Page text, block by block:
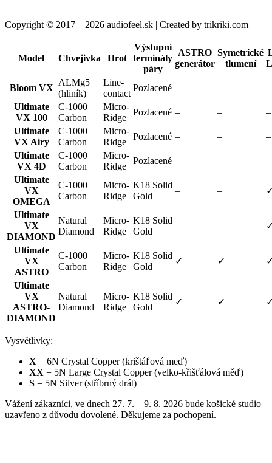
Copyright © 2017 – 2026 audiofeel.sk | Created by trikriki.com
Model Chvejivka Hrot
Výstupní
terminály
páry
ASTRO
generátor
Symetrické
tlumení
Bloom VX
ALMg5
(hliník)
Line-
contact
Pozlacené – –
–
Ultimate
VX 100
C-1000
Carbon
Micro-
Ridge
Pozlacené – –
–
Ultimate
VX Airy
C-1000
Carbon
Micro-
Ridge
Pozlacené – –
–
Ultimate
VX 4D
C-1000
Carbon
Micro-
Ridge
Pozlacené – –
–
Ultimate
VX
OMEGA
C-1000
Carbon
Micro-
Ridge
K18 Solid
Gold
– –
Ultimate
VX
DIAMOND
Natural
Diamond
Micro-
Ridge
K18 Solid
Gold
– –
Ultimate
VX
ASTRO
C-1000
Carbon
Micro-
Ridge
K18 Solid
Gold
✓ ✓
Ultimate
VX
ASTRO-
DIAMOND
Natural
Diamond
Micro-
Ridge
K18 Solid
Gold
✓ ✓
Vysvětlivky:
X = 6N Crystal Copper (krištáľová meď)
XX = 5N Large Crystal Copper (velko-křišťálová měď)
S = 5N Silver (stříbrný drát)
Vážení zákazníci, ve dnech 27. 7. – 9. 8. 2026 bude košické studio
uzavřeno z důvodu dovolené. Děkujeme za pochopení.